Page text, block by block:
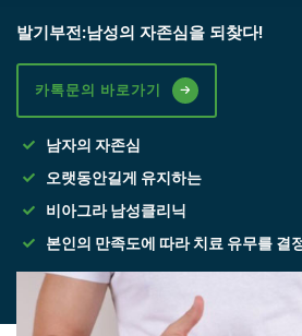
발기부전:남성의 자존심을 되찾다!
카톡문의 바로가기
남자의 자존심
오랫동안길게 유지하는
비아그라 남성클리닉
본인의 만족도에 따라 치료 유무를 결